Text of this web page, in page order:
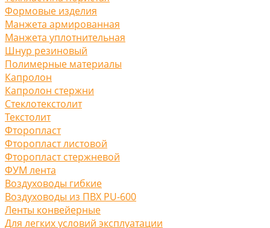
Формовые изделия
Манжета армированная
Манжета уплотнительная
Шнур резиновый
Полимерные материалы
Капролон
Капролон стержни
Стеклотекстолит
Текстолит
Фторопласт
Фторопласт листовой
Фторопласт стержневой
ФУМ лента
Воздуховоды гибкие
Воздуховоды из ПВХ PU-600
Ленты конвейерные
Для легких условий эксплуатации